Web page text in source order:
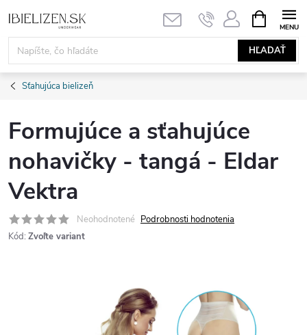
na
obsah
HĽADAŤ
KOŠÍK
Sťahujúca bielizeň
Formujúce a sťahujúce
nohavičky - tangá - Eldar
Vektra
Neohodnotené Podrobnosti hodnotenia
Kód: Zvoľte variant